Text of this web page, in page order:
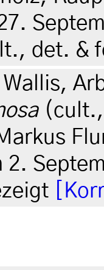
det. &
(cult.,
2.